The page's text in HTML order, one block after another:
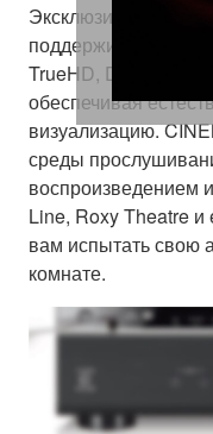
Эксклюзивная
поддерживает
TrueHD, DTS-HD
обеспечивая
визуализацию.
среды
воспроизведением
Line, Roxy Theatre и
вам испытать свою
комнате.